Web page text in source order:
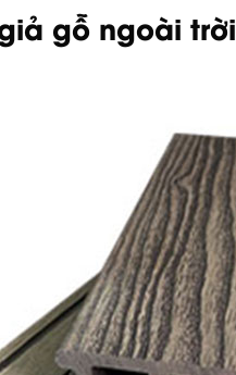
gỗ ngoài trời